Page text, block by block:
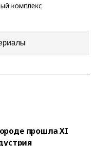
комплекс
прошла XI